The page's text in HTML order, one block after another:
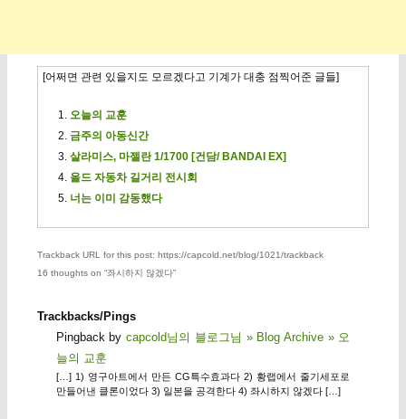
[어쩌면 관련 있을지도 모르겠다고 기계가 대충 점찍어준 글들]
오늘의 교훈
금주의 아동신간
살라미스, 마젤란 1/1700 [건담/ BANDAI EX]
올드 자동차 길거리 전시회
너는 이미 감동했다
Trackback URL for this post: https://capcold.net/blog/1021/trackback
16 thoughts on “좌시하지 않겠다”
Trackbacks/Pings
Pingback bycapcold님의 블로그님 » Blog Archive » 오
늘의 교훈
[…] 1) 영구아트에서 만든 CG특수효과다 2) 황랩에서 줄기세포로
만들어낸 클론이었다 3) 일본을 공격한다 4) 좌시하지 않겠다 […]